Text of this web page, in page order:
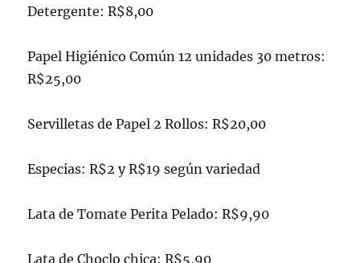
Detergente: R$8,00
Papel Higiénico Común 12 unidades 30 metros:
R$25,00
Servilletas de Papel 2 Rollos: R$20,00
Especias: R$2 y R$19 según variedad
Lata de Tomate Perita Pelado: R$9,90
Lata de Choclo chica: R$5,90